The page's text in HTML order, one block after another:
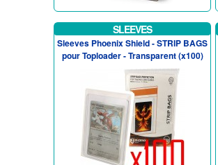
SLEEVES
Sleeves Phoenix Shield - STRIP BAGS
pour Toploader - Transparent (x100)